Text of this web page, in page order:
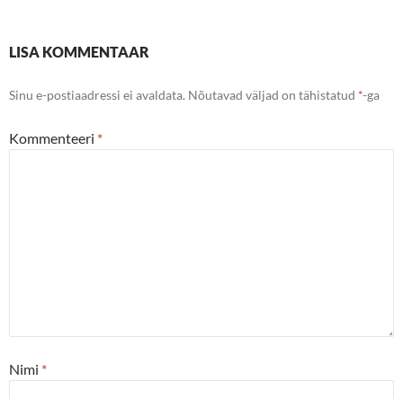
LISA KOMMENTAAR
Sinu e-postiaadressi ei avaldata. Nõutavad väljad on tähistatud *-ga
Kommenteeri *
Nimi *